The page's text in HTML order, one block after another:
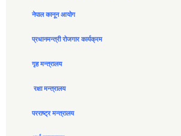
नेपाल कानून आयोग
प्रधानमन्त्री रोजगार कार्यक्रम
गृह मन्त्रालय
रक्षा मन्त्रालय
परराष्ट्र मन्त्रालय